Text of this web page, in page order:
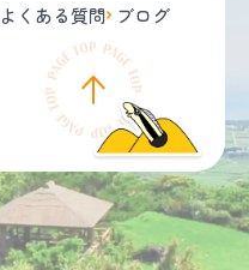
よくある質問 ブログ